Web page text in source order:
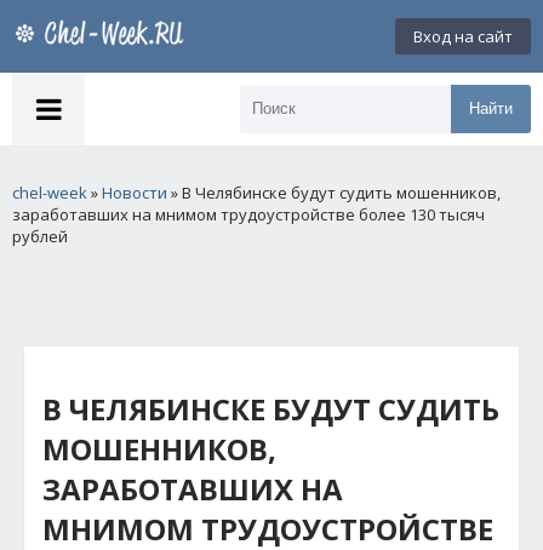
Вход на сайт
Найти
chel-week»Новости » В Челябинске будут судить мошенников,
заработавших на мнимом трудоустройстве более 130 тысяч
рублей
В ЧЕЛЯБИНСКЕ БУДУТ СУДИТЬ
МОШЕННИКОВ,
ЗАРАБОТАВШИХ НА
МНИМОМ ТРУДОУСТРОЙСТВЕ